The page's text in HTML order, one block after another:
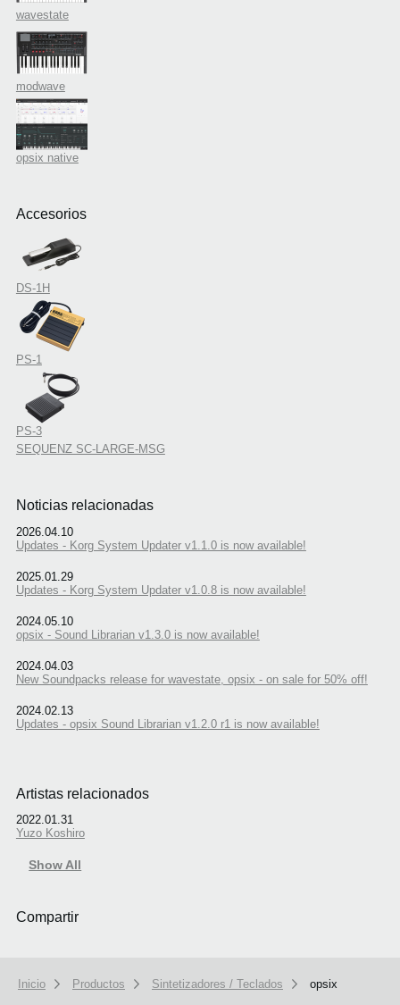
wavestate
modwave
opsix native
Accesorios
DS-1H
PS-1
PS-3
SEQUENZ SC-LARGE-MSG
Noticias relacionadas
2026.04.10
Updates - Korg System Updater v1.1.0 is now available!
2025.01.29
Updates - Korg System Updater v1.0.8 is now available!
2024.05.10
opsix - Sound Librarian v1.3.0 is now available!
2024.04.03
New Soundpacks release for wavestate, opsix - on sale for 50% off!
2024.02.13
Updates - opsix Sound Librarian v1.2.0 r1 is now available!
Artistas relacionados
2022.01.31
Yuzo Koshiro
Show All
Compartir
Inicio Productos Sintetizadores / Teclados opsix